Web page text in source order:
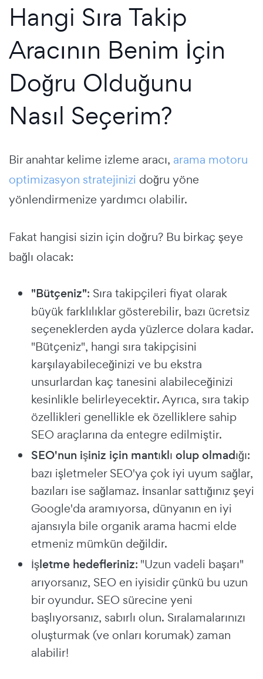
Hangi Sıra Takip
Aracının Benim İçin
Doğru Olduğunu
Nasıl Seçerim?
Bir anahtar kelime izleme aracı, arama motoru
optimizasyon stratejinizi doğru yöne
yönlendirmenize yardımcı olabilir.
Fakat hangisi sizin için doğru? Bu birkaç şeye
bağlı olacak:
"Bütçeniz": Sıra takipçileri fiyat olarak
büyük farklılıklar gösterebilir, bazı ücretsiz
seçeneklerden ayda yüzlerce dolara kadar.
"Bütçeniz", hangi sıra takipçisini
karşılayabileceğinizi ve bu ekstra
unsurlardan kaç tanesini alabileceğinizi
kesinlikle belirleyecektir. Ayrıca, sıra takip
özellikleri genellikle ek özelliklere sahip
SEO araçlarına da entegre edilmiştir.
SEO'nun işiniz için mantıklı olup olmadığı:
bazı işletmeler SEO'ya çok iyi uyum sağlar,
bazıları ise sağlamaz. İnsanlar sattığınız şeyi
Google'da aramıyorsa, dünyanın en iyi
ajansıyla bile organik arama hacmi elde
etmeniz mümkün değildir.
İşletme hedefleriniz: "Uzun vadeli başarı"
arıyorsanız, SEO en iyisidir çünkü bu uzun
bir oyundur. SEO sürecine yeni
başlıyorsanız, sabırlı olun. Sıralamalarınızı
oluşturmak (ve onları korumak) zaman
alabilir!